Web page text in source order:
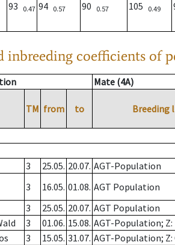
93 0.47 94 0.57 90 0.57 105 0.49
inbreeding coefficients of
Mate (4A)
TM from to Breeding
3 25.05. 20.07. AGT-Population
3 16.05. 01.08. AGT Population
3 25.05. 20.07. AGT Population
3 01.06. 15.08. AGT-Population; Z:
3 15.05. 31.07. AGT-Population;